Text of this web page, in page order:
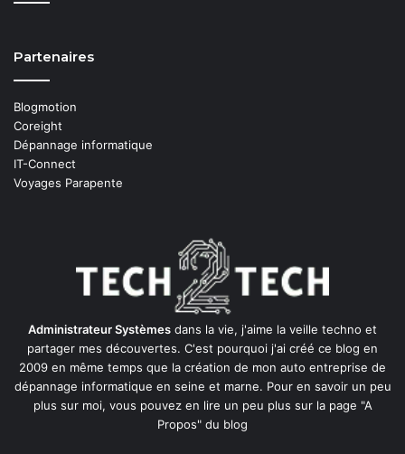
Partenaires
Blogmotion
Coreight
Dépannage informatique
IT-Connect
Voyages Parapente
Administrateur Systèmes dans la vie, j'aime la veille techno et
partager mes découvertes. C'est pourquoi j'ai créé ce blog en
2009 en même temps que la création de mon auto entreprise de
dépannage informatique en seine et marne. Pour en savoir un peu
plus sur moi, vous pouvez en lire un peu plus sur la page "A
Propos" du blog